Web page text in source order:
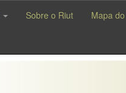
Sobre o Riut Mapa